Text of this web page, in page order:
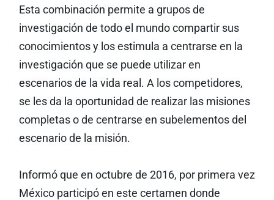
Esta combinación permite a grupos de
investigación de todo el mundo compartir sus
conocimientos y los estimula a centrarse en la
investigación que se puede utilizar en
escenarios de la vida real. A los competidores,
se les da la oportunidad de realizar las misiones
completas o de centrarse en subelementos del
escenario de la misión.
Informó que en octubre de 2016, por primera vez
México participó en este certamen donde